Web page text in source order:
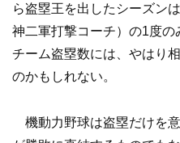
ら盗塁王を出したシーズン
神二軍打撃コーチ）の1度
チーム盗塁数には、やはり
のかもしれない。
機動力野球は盗塁だけを